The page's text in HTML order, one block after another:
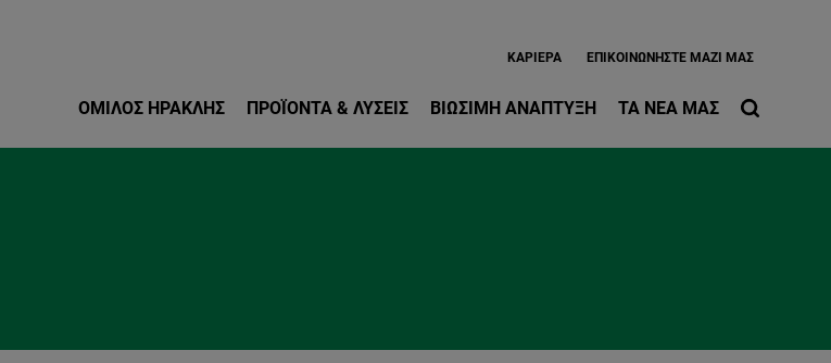
ΚΑΡΙΈΡΑ EΠΙΚΟΙΝΩΝΉΣΤΕ ΜΑΖΊ ΜΑΣ
ΌΜΙΛΟΣ ΗΡΑΚΛΗΣ ΠΡΟΪΌΝΤΑ & ΛΎΣΕΙΣ ΒΙΏΣΙΜΗ ΑΝΆΠΤΥΞΗ ΤΑ ΝΈΑ ΜΑΣ